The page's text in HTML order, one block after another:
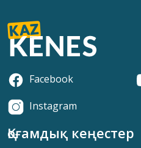
Facebook
Instagram
Қоғамдық кеңестер